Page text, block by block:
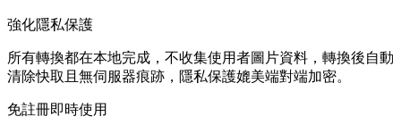
強化隱私保護
所有轉換都在本地完成，不收集使用者圖片資料，轉換後自動
清除快取且無伺服器痕跡，隱私保護媲美端對端加密。
免註冊即時使用